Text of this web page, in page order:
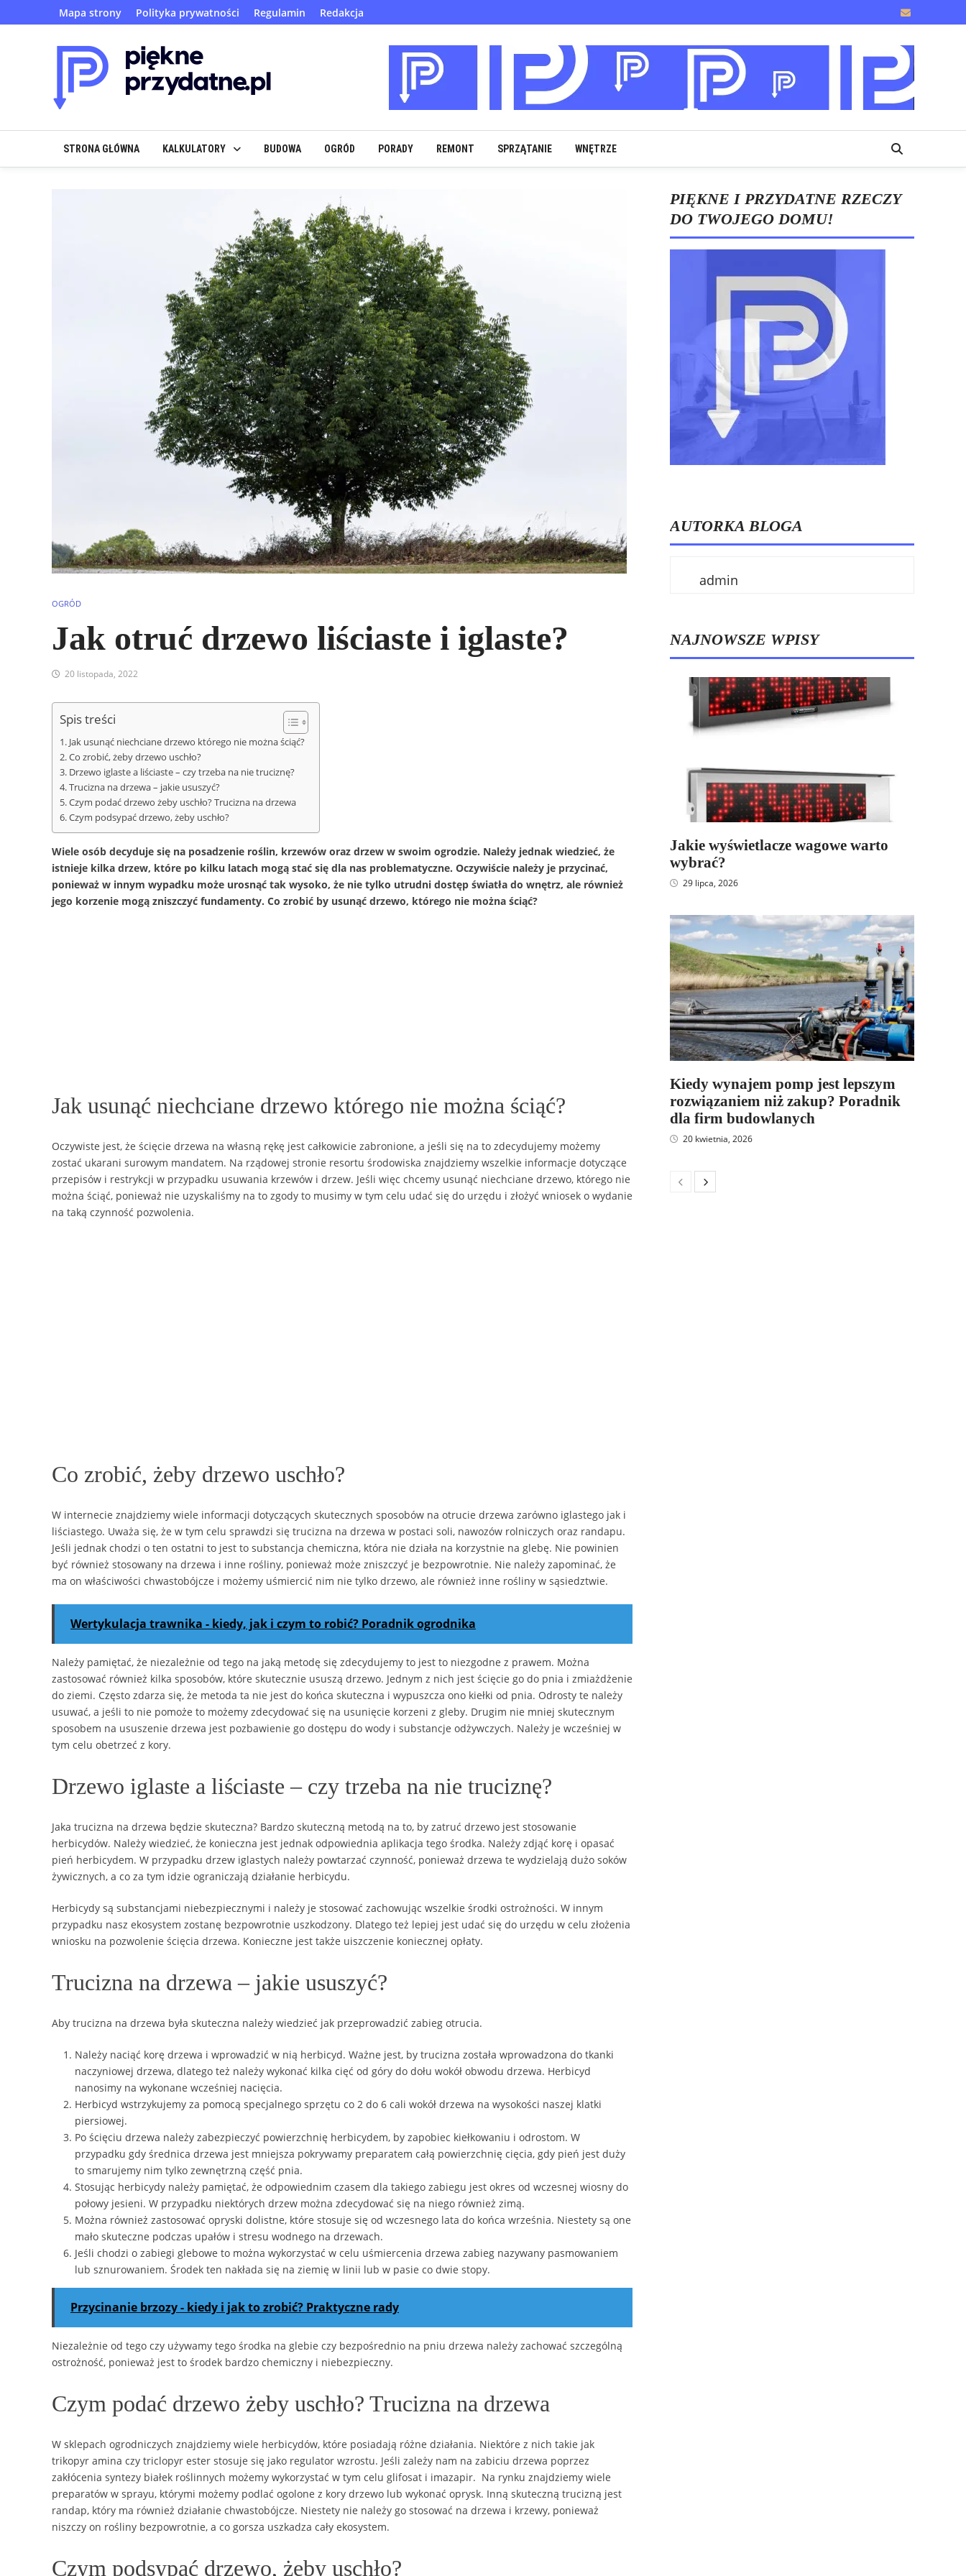
to
Mapa strony Polityka prywatności Regulamin Redakcja
STRONA GŁÓWNA KALKULATORY BUDOWA OGRÓD PORADY REMONT SPRZĄTANIE WNĘTRZE
OGRÓD
Jak otruć drzewo liściaste i iglaste?
20 listopada, 2022
Spis treści
Jak usunąć niechciane drzewo którego nie można ściąć?
Co zrobić, żeby drzewo uschło?
Drzewo iglaste a liściaste – czy trzeba na nie truciznę?
Trucizna na drzewa – jakie ususzyć?
Czym podać drzewo żeby uschło? Trucizna na drzewa
Czym podsypać drzewo, żeby uschło?
Wiele osób decyduje się na posadzenie roślin, krzewów oraz drzew w swoim ogrodzie. Należy jednak wiedzieć, że
istnieje kilka drzew, które po kilku latach mogą stać się dla nas problematyczne. Oczywiście należy je przycinać,
ponieważ w innym wypadku może urosnąć tak wysoko, że nie tylko utrudni dostęp światła do wnętrz, ale również
jego korzenie mogą zniszczyć fundamenty. Co zrobić by usunąć drzewo, którego nie można ściąć?
Jak usunąć niechciane drzewo którego nie można ściąć?
Oczywiste jest, że ścięcie drzewa na własną rękę jest całkowicie zabronione, a jeśli się na to zdecydujemy możemy
zostać ukarani surowym mandatem. Na rządowej stronie resortu środowiska znajdziemy wszelkie informacje dotyczące
przepisów i restrykcji w przypadku usuwania krzewów i drzew. Jeśli więc chcemy usunąć niechciane drzewo, którego nie
można ściąć, ponieważ nie uzyskaliśmy na to zgody to musimy w tym celu udać się do urzędu i złożyć wniosek o wydanie
na taką czynność pozwolenia.
Co zrobić, żeby drzewo uschło?
W internecie znajdziemy wiele informacji dotyczących skutecznych sposobów na otrucie drzewa zarówno iglastego jak i
liściastego. Uważa się, że w tym celu sprawdzi się trucizna na drzewa w postaci soli, nawozów rolniczych oraz randapu.
Jeśli jednak chodzi o ten ostatni to jest to substancja chemiczna, która nie działa na korzystnie na glebę. Nie powinien
być również stosowany na drzewa i inne rośliny, ponieważ może zniszczyć je bezpowrotnie. Nie należy zapominać, że
ma on właściwości chwastobójcze i możemy uśmiercić nim nie tylko drzewo, ale również inne rośliny w sąsiedztwie.
Wertykulacja trawnika - kiedy, jak i czym to robić? Poradnik ogrodnika
Należy pamiętać, że niezależnie od tego na jaką metodę się zdecydujemy to jest to niezgodne z prawem. Można
zastosować również kilka sposobów, które skutecznie ususzą drzewo. Jednym z nich jest ścięcie go do pnia i zmiażdżenie
do ziemi. Często zdarza się, że metoda ta nie jest do końca skuteczna i wypuszcza ono kiełki od pnia. Odrosty te należy
usuwać, a jeśli to nie pomoże to możemy zdecydować się na usunięcie korzeni z gleby. Drugim nie mniej skutecznym
sposobem na ususzenie drzewa jest pozbawienie go dostępu do wody i substancje odżywczych. Należy je wcześniej w
tym celu obetrzeć z kory.
Drzewo iglaste a liściaste – czy trzeba na nie truciznę?
Jaka trucizna na drzewa będzie skuteczna? Bardzo skuteczną metodą na to, by zatruć drzewo jest stosowanie
herbicydów. Należy wiedzieć, że konieczna jest jednak odpowiednia aplikacja tego środka. Należy zdjąć korę i opasać
pień herbicydem. W przypadku drzew iglastych należy powtarzać czynność, ponieważ drzewa te wydzielają dużo soków
żywicznych, a co za tym idzie ograniczają działanie herbicydu.
Herbicydy są substancjami niebezpiecznymi i należy je stosować zachowując wszelkie środki ostrożności. W innym
przypadku nasz ekosystem zostanę bezpowrotnie uszkodzony. Dlatego też lepiej jest udać się do urzędu w celu złożenia
wniosku na pozwolenie ścięcia drzewa. Konieczne jest także uiszczenie koniecznej opłaty.
Trucizna na drzewa – jakie ususzyć?
Aby trucizna na drzewa była skuteczna należy wiedzieć jak przeprowadzić zabieg otrucia.
Należy naciąć korę drzewa i wprowadzić w nią herbicyd. Ważne jest, by trucizna została wprowadzona do tkanki
naczyniowej drzewa, dlatego też należy wykonać kilka cięć od góry do dołu wokół obwodu drzewa. Herbicyd
nanosimy na wykonane wcześniej nacięcia.
Herbicyd wstrzykujemy za pomocą specjalnego sprzętu co 2 do 6 cali wokół drzewa na wysokości naszej klatki
piersiowej.
Po ścięciu drzewa należy zabezpieczyć powierzchnię herbicydem, by zapobiec kiełkowaniu i odrostom. W
przypadku gdy średnica drzewa jest mniejsza pokrywamy preparatem całą powierzchnię cięcia, gdy pień jest duży
to smarujemy nim tylko zewnętrzną część pnia.
Stosując herbicydy należy pamiętać, że odpowiednim czasem dla takiego zabiegu jest okres od wczesnej wiosny do
połowy jesieni. W przypadku niektórych drzew można zdecydować się na niego również zimą.
Można również zastosować opryski dolistne, które stosuje się od wczesnego lata do końca września. Niestety są one
mało skuteczne podczas upałów i stresu wodnego na drzewach.
Jeśli chodzi o zabiegi glebowe to można wykorzystać w celu uśmiercenia drzewa zabieg nazywany pasmowaniem
lub sznurowaniem. Środek ten nakłada się na ziemię w linii lub w pasie co dwie stopy.
Przycinanie brzozy - kiedy i jak to zrobić? Praktyczne rady
Niezależnie od tego czy używamy tego środka na glebie czy bezpośrednio na pniu drzewa należy zachować szczególną
ostrożność, ponieważ jest to środek bardzo chemiczny i niebezpieczny.
Czym podać drzewo żeby uschło? Trucizna na drzewa
W sklepach ogrodniczych znajdziemy wiele herbicydów, które posiadają różne działania. Niektóre z nich takie jak
trikopyr amina czy triclopyr ester stosuje się jako regulator wzrostu. Jeśli zależy nam na zabiciu drzewa poprzez
zakłócenia syntezy białek roślinnych możemy wykorzystać w tym celu glifosat i imazapir. Na rynku znajdziemy wiele
preparatów w sprayu, którymi możemy podlać ogolone z kory drzewo lub wykonać oprysk. Inną skuteczną trucizną jest
randap, który ma również działanie chwastobójcze. Niestety nie należy go stosować na drzewa i krzewy, ponieważ
niszczy on rośliny bezpowrotnie, a co gorsza uszkadza cały ekosystem.
Czym podsypać drzewo, żeby uschło?
PIĘKNE I PRZYDATNE RZECZY
DO TWOJEGO DOMU!
AUTORKA BLOGA
admin
NAJNOWSZE WPISY
Jakie wyświetlacze wagowe warto
wybrać?
29 lipca, 2026
Kiedy wynajem pomp jest lepszym
rozwiązaniem niż zakup? Poradnik
dla firm budowlanych
20 kwietnia, 2026